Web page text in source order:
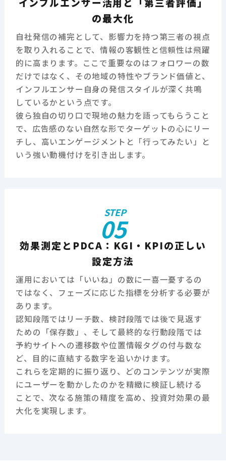
の最大化
自社発信の補完として、影響力を持つ第三者の視点
を取り入れることで、情報の客観性と信頼性は飛躍
的に高まります。ここで重要なのはフォロワーの数
だけではなく、その地域の特性やブランド価値と、
インフルエンサー自身の発信スタイルが深く共鳴
しているかという点です。
彼ら独自の切り口で現地の魅力を語ってもらうこと
で、広告感のない自然な形でターゲットの心にリー
チし、高いエンゲージメントと「行ってみたい」と
いう強い動機付けを引き出します。
STEP
05
効果測定とPDCA：KGI・KPIの正しい
設定方法
運用においては「いいね」の数に一喜一憂するの
ではなく、フェーズに応じた指標を分析する必要が
あります。
認知段階ではリーチ数、検討段階では後で見返す
ための「保存数」、そして最終的な行動段階では
予約サイトへの遷移数や位置情報タグの付与数な
ど、目的に直結する数字を追いかけます。
これらを定期的に振り返り、どのコンテンツが実際
にユーザーを動かしたのかを精緻に検証し続ける
ことで、次なる施策の精度を高め、投資対効果の最
大化を実現します。